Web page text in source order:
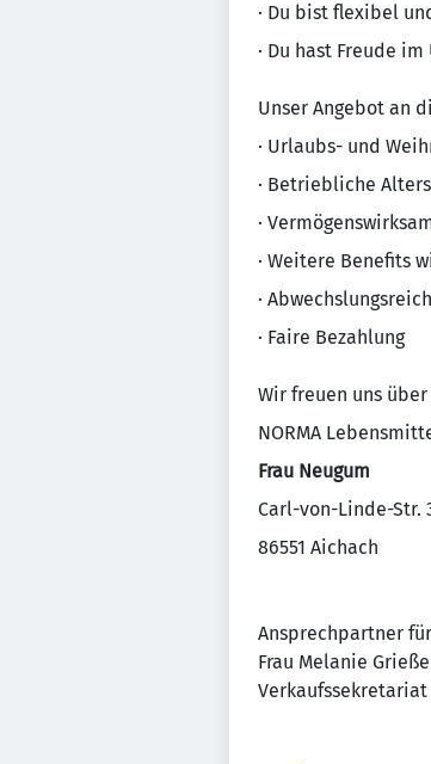
· Du bist flexibel
· Du hast Freude
Unser Angebot an
· Urlaubs- und
· Betriebliche
·
· Weitere Benefits
·
· Faire Bezahlung
Wir freuen uns
NORMA
Frau Neugum
Carl-von-Linde-Str.
86551 Aichach
Ansprechpartner
Frau Melanie
Verkaufssekretariat